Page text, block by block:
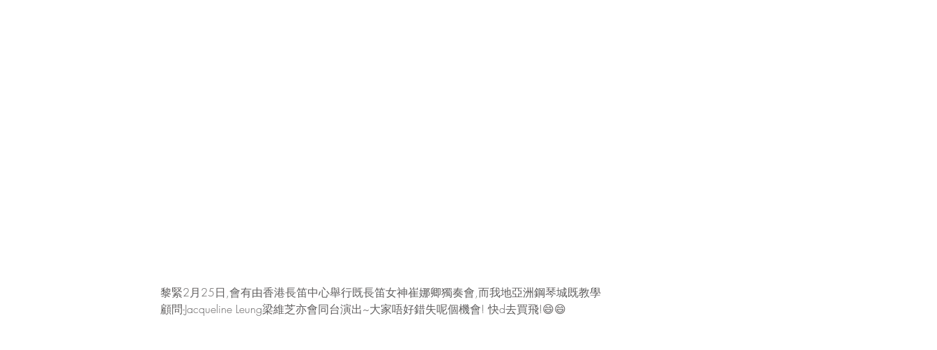
黎緊2月25日,會有由香港長笛中心舉行既長笛女神崔娜卿獨奏會,而我地亞洲鋼琴城既教學
顧問-Jacqueline Leung梁維芝亦會同台演出~大家唔好錯失呢個機會! 快d去買飛!😄😄